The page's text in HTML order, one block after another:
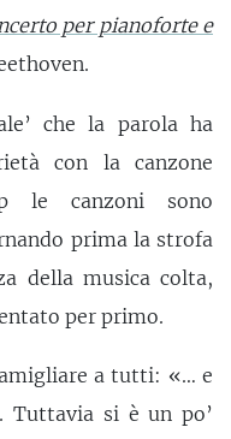
per pianoforte e
che la parola ha
con la canzone
le canzoni sono
prima la strofa
della musica colta,
per primo.
a tutti: «… e
Tuttavia si è un po’